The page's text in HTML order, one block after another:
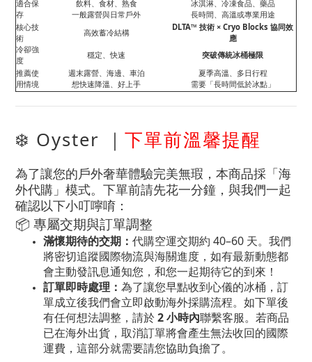
適合保
存
飲料、食材、熟食
一般露營與日常戶外
冰淇淋、冷凍食品、藥品
長時間、高溫或專業用途
核心技
術
高效蓄冷結構
DLTA™ 技術 × Cryo Blocks 協同效
應
冷卻強
度
穩定、快速
突破傳統冰桶極限
推薦使
用情境
週末露營、海邊、車泊
想快速降溫、好上手
夏季高溫、多日行程
需要「長時間低於冰點」
❄️ Oyster ｜ 下單前溫馨提醒
為了讓您的戶外奢華體驗完美無瑕，本商品採「海
外代購」模式。下單前請先花一分鐘，與我們一起
確認以下小叮嚀唷：
📦 專屬交期與訂單調整
滿懷期待的交期： 代購空運交期約 40–60 天。我們
將密切追蹤國際物流與海關進度，如有最新動態都
會主動發訊息通知您，和您一起期待它的到來！
訂單即時處理： 為了讓您早點收到心儀的冰桶，訂
單成立後我們會立即啟動海外採購流程。如下單後
有任何想法調整，請於2 小時內聯繫客服。若商品
已在海外出貨，取消訂單將會產生無法收回的國際
運費，這部分就需要請您協助負擔了。